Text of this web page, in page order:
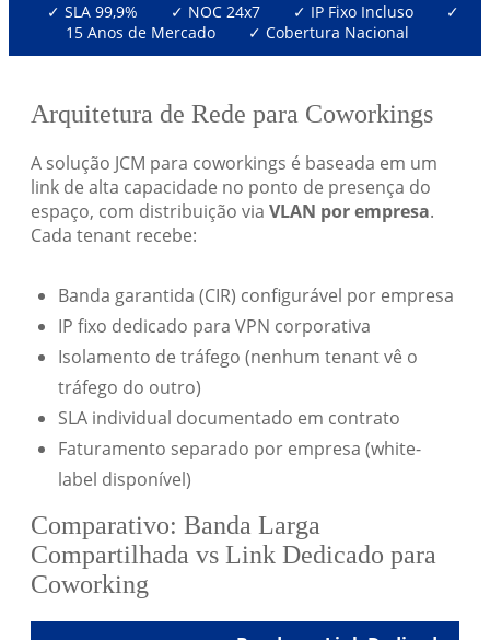
✓ SLA 99,9% ✓ NOC 24x7 ✓ IP Fixo Incluso
✓
15 Anos de Mercado
✓ Cobertura Nacional
Arquitetura de Rede para Coworkings
A solução JCM para coworkings é baseada em um
link de alta capacidade no ponto de presença do
espaço, com distribuição via VLAN por empresa.
Cada tenant recebe:
Banda garantida (CIR) configurável por empresa
IP fixo dedicado para VPN corporativa
Isolamento de tráfego (nenhum tenant vê o
tráfego do outro)
SLA individual documentado em contrato
Faturamento separado por empresa (white-
label disponível)
Comparativo: Banda Larga
Compartilhada vs Link Dedicado para
Coworking